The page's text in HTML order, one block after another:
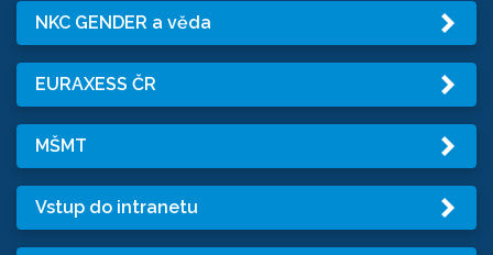
NKC GENDER a věda
EURAXESS ČR
MŠMT
Vstup do intranetu